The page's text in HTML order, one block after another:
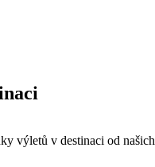
výletů v destinaci od